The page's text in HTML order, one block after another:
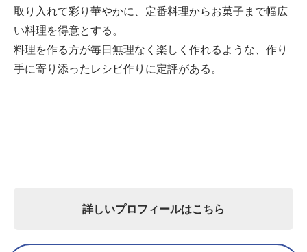
取り入れて彩り華やかに、定番料理からお菓子まで幅広
い料理を得意とする。
料理を作る方が毎日無理なく楽しく作れるような、作り
手に寄り添ったレシピ作りに定評がある。
詳しいプロフィールはこちら